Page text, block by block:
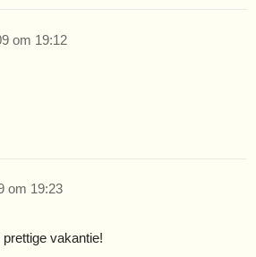
om 19:12
om 19:23
vakantie!